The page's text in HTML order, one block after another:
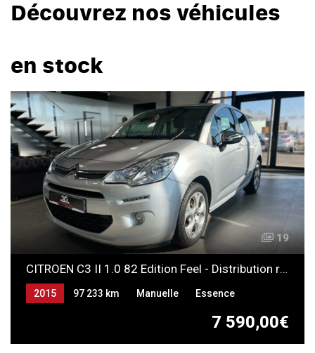
Découvrez nos véhicules
en stock
19
CITROEN C3 II 1.0 82 Edition Feel - Distribution remplacée
7 590,00€
2015 97 233 km Manuelle Essence